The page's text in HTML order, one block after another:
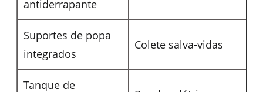
antiderrapante
Suportes de popa
integrados
Colete salva-vidas
Tanque de